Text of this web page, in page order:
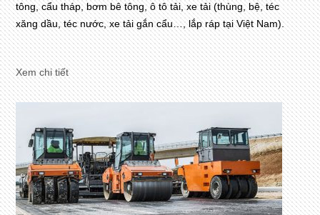
tông, cẩu tháp, bơm bê tông, ô tô tải, xe tải (thùng, bệ, téc
xăng dầu, téc nước, xe tải gắn cẩu…, lắp ráp tại Việt Nam).
Xem chi tiết